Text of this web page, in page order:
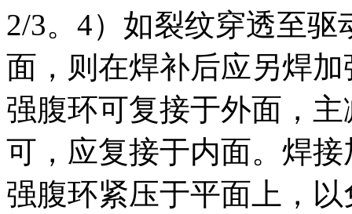
2/3。4）如裂纹穿透至
面，则在焊补后应另焊
强腹环可复接于外面，
可，应复接于内面。焊
强腹环紧压于平面上，